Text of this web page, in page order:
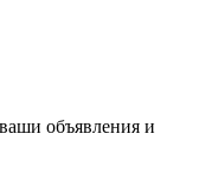
объявления и